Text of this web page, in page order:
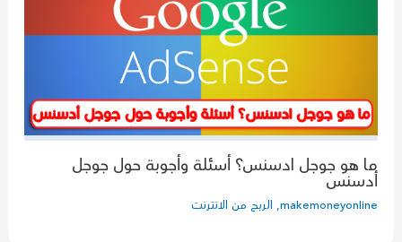
ما هو جوجل ادسنس؟ أسئلة وأجوبة حول جوجل
أدسنس
makemoneyonline
, الربح من الانترنت